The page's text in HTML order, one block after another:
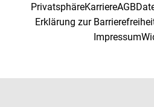
PrivatsphäreKarriereAGB
Erklärung zur
Impressum